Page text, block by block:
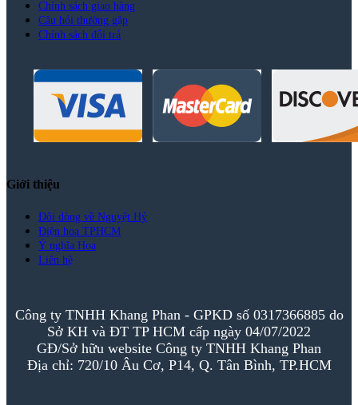
Chính sách giao hàng
Câu hỏi thường gặp
Chính sách đổi trả
Giới thiệu
Đôi dòng về Nguyệt Hỷ
Điện hoa TPHCM
Ý nghĩa Hoa
Liên hệ
Công ty TNHH Khang Phan - GPKD số 0317366885 do
Sở KH và ĐT TP HCM cấp ngày 04/07/2022
GĐ/Sở hữu website Công ty TNHH Khang Phan
Địa chỉ: 720/10 Âu Cơ, P14, Q. Tân Bình, TP.HCM